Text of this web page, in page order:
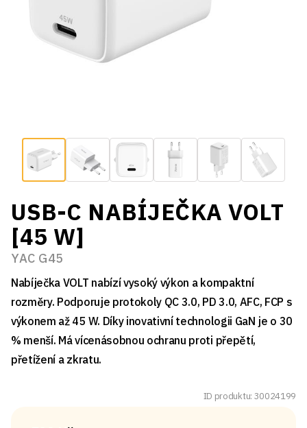
USB-C NABÍJEČKA VOLT
[45 W]
YAC G45
Nabíječka VOLT nabízí vysoký výkon a kompaktní
rozměry. Podporuje protokoly QC 3.0, PD 3.0, AFC, FCP s
výkonem až 45 W. Díky inovativní technologii GaN je o 30
% menší. Má vícenásobnou ochranu proti přepětí,
přetížení a zkratu.
ID produktu: 30024199